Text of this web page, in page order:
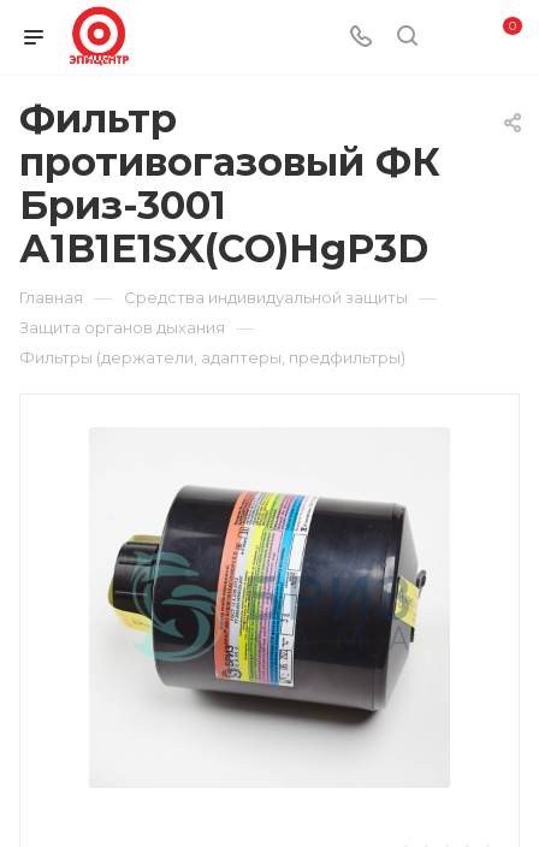
0
Фильтр
противогазовый ФК
Бриз-3001
А1B1E1SX(CO)HgP3D
Главная — Средства индивидуальной защиты —
Защита органов дыхания —
Фильтры (держатели, адаптеры, предфильтры)